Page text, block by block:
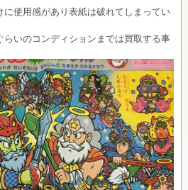
に使用感があり表紙は破れてしまってい
いのコンディションまでは買取する事